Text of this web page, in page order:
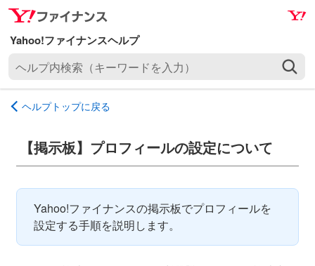
ナ
ビ
ゲ
ー
ョ
ン
キ
メ
イ
ン
コ
テ
ン
ス
プ
内
（
ー
ド
ヘルプトップに戻る
【掲示板】プロフィールの設定について
Yahoo!ファイナンスの掲示板でプロフィールを
設定する手順を説明します。